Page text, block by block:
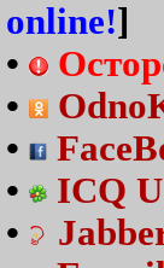
online!]
•
•
•
•
ICQ
•